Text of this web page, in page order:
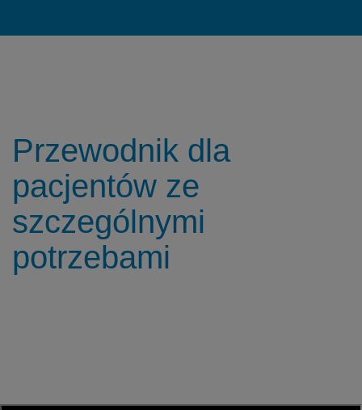
Przewodnik dla
pacjentów ze
szczególnymi
potrzebami